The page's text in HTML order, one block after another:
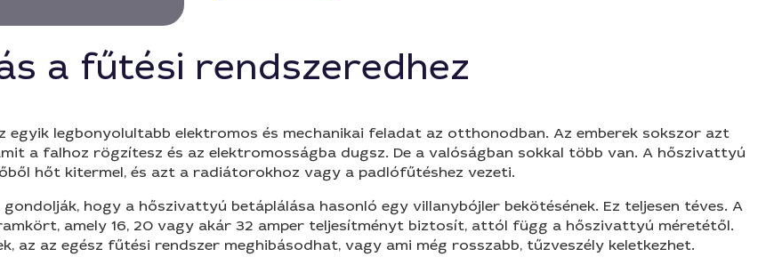
a fűtési rendszeredhez
legbonyolultabb elektromos és mechanikai feladat az otthonodban. Az emberek sokszor azt
a falhoz rögzítesz és az elektromosságba dugsz. De a valóságban sokkal több van. A hőszivattyú
hőt kitermel, és azt a radiátorokhoz vagy a padlófűtéshez vezeti.
hogy a hőszivattyú betáplálása hasonló egy villanybójler bekötésének. Ez teljesen téves. A
amely 16, 20 vagy akár 32 amper teljesítményt biztosít, attól függ a hőszivattyú méretétől.
az az egész fűtési rendszer meghibásodhat, vagy ami még rosszabb, tűzveszély keletkezhet.